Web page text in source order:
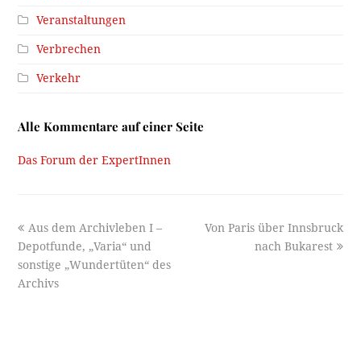
Veranstaltungen
Verbrechen
Verkehr
Alle Kommentare auf einer Seite
Das Forum der ExpertInnen
previous
post:
Aus dem Archivleben I –
Depotfunde, „Varia“ und
sonstige „Wundertüten“ des
Archivs
next
Von Paris über Innsbruck
nach Bukarest